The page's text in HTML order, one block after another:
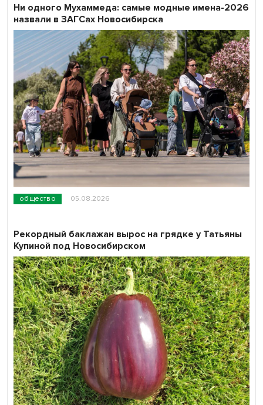
общество 05.08.2026
Ни одного Мухаммеда: самые модные имена-2026
назвали в ЗАГСах Новосибирска
Рекордный баклажан вырос на грядке у Татьяны
Купиной под Новосибирском